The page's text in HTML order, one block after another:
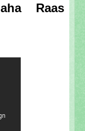
Raas